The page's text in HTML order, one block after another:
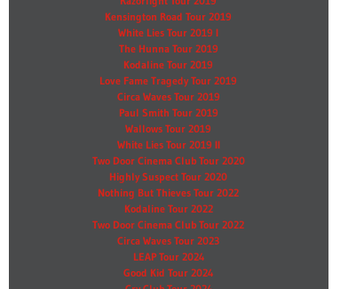
Kensington Road Tour 2019
White Lies Tour 2019 I
The Hunna Tour 2019
Kodaline Tour 2019
Love Fame Tragedy Tour 2019
Circa Waves Tour 2019
Paul Smith Tour 2019
Wallows Tour 2019
White Lies Tour 2019 II
Two Door Cinema Club Tour 2020
Highly Suspect Tour 2020
Nothing But Thieves Tour 2022
Kodaline Tour 2022
Two Door Cinema Club Tour 2022
Circa Waves Tour 2023
LEAP Tour 2024
Good Kid Tour 2024